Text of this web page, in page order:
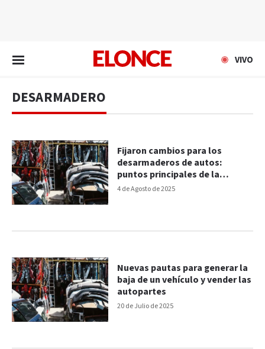
VIVO
DESARMADERO
4 de Agosto de 2025
Fijaron cambios para los
desarmaderos de autos:
puntos principales de la
normativa
20 de Julio de 2025
Nuevas pautas para generar la
baja de un vehículo y vender las
autopartes